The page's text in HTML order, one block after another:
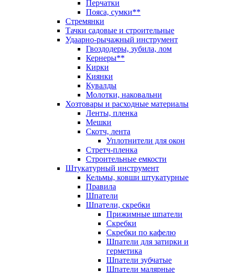
Перчатки
Пояса, сумки**
Стремянки
Тачки садовые и строительные
Удаарно-рычажный инструмент
Гвоздодеры, зубила, лом
Кернеры**
Кирки
Киянки
Кувалды
Молотки, наковальни
Хозтовары и расходные материалы
Ленты, пленка
Мешки
Скотч, лента
Уплотнители для окон
Стретч-пленка
Строительные емкости
Штукатурный инструмент
Кельмы, ковши штукатурные
Правила
Шпатели
Шпатели, скребки
Прижимные шпатели
Скребки
Скребки по кафелю
Шпатели для затирки и
герметика
Шпатели зубчатые
Шпатели малярные